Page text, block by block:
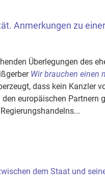
Anmerkungen zu
Überlegungen des
Wir brauchen einen
dass kein Kanzler
europäischen Partnern
dem Staat und